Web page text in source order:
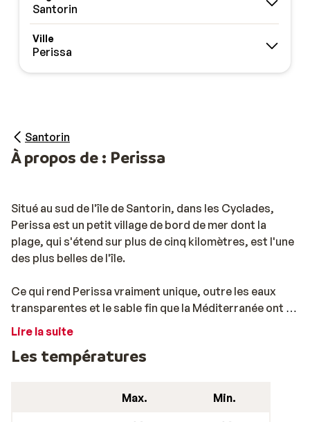
Santorin
Ville
Perissa
Santorin
À propos de : Perissa
Situé au sud de l'île de Santorin, dans les Cyclades,
Perissa est un petit village de bord de mer dont la
plage, qui s'étend sur plus de cinq kilomètres, est l'une
des plus belles de l'île.
Ce qui rend Perissa vraiment unique, outre les eaux
transparentes et le sable fin que la Méditerranée ont a
offrir, c'est le fait que le village possède une des
se situe en effet tout à côté de la montagne Profitis
activités nautiques comme du jet-ski ou de la plongée
Lire la suite
Les températures
Max. Min.